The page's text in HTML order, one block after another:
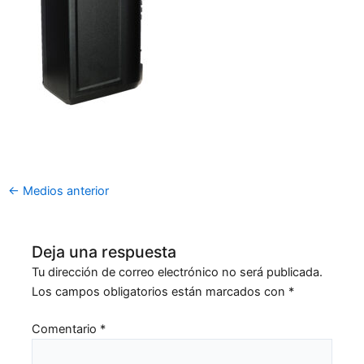
← Medios anterior
Deja una respuesta
Tu dirección de correo electrónico no será publicada.
Los campos obligatorios están marcados con *
Comentario *